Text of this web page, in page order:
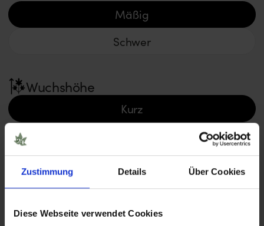
Zustimmung Details Über Cookies
Diese Webseite verwendet Cookies
Mäßig
Schwer
Wuchshöhe
Kurz
Ertrag